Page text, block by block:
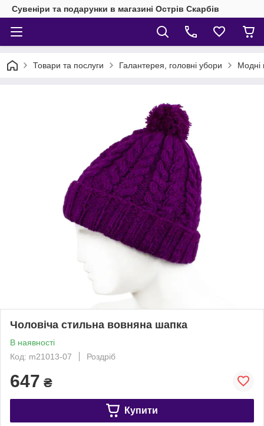
Сувеніри та подарунки в магазині Острів Скарбів
Товари та послуги Галантерея, головні убори Модні
Чоловіча стильна вовняна шапка
В наявності
Код: m21013-07
Роздріб
647 ₴
Купити